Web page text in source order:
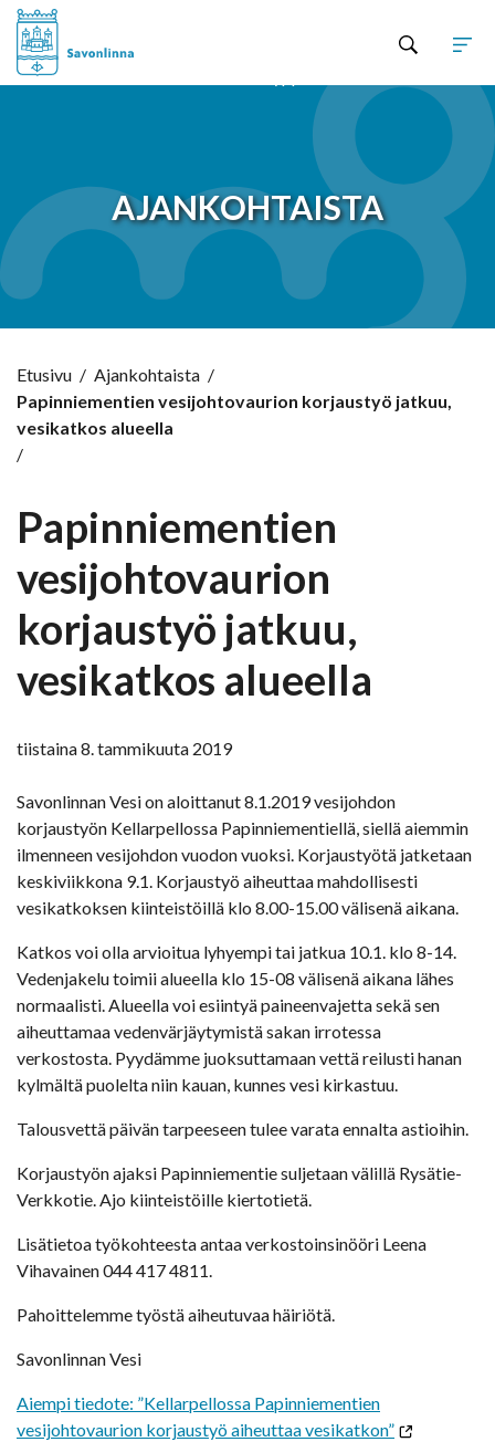
AJANKOHTAISTA
Etusivu / Ajankohtaista /
Papinniementien vesijohtovaurion korjaustyö jatkuu,
vesikatkos alueella
/
Papinniementien
vesijohtovaurion
korjaustyö jatkuu,
vesikatkos alueella
tiistaina 8. tammikuuta 2019
Savonlinnan Vesi on aloittanut 8.1.2019 vesijohdon
korjaustyön Kellarpellossa Papinniementiellä, siellä aiemmin
ilmenneen vesijohdon vuodon vuoksi. Korjaustyötä jatketaan
keskiviikkona 9.1. Korjaustyö aiheuttaa mahdollisesti
vesikatkoksen kiinteistöillä klo 8.00-15.00 välisenä aikana.
Katkos voi olla arvioitua lyhyempi tai jatkua 10.1. klo 8-14.
Vedenjakelu toimii alueella klo 15-08 välisenä aikana lähes
normaalisti. Alueella voi esiintyä paineenvajetta sekä sen
aiheuttamaa vedenvärjäytymistä sakan irrotessa
verkostosta. Pyydämme juoksuttamaan vettä reilusti hanan
kylmältä puolelta niin kauan, kunnes vesi kirkastuu.
Talousvettä päivän tarpeeseen tulee varata ennalta astioihin.
Korjaustyön ajaksi Papinniementie suljetaan välillä Rysätie-
Verkkotie. Ajo kiinteistöille kiertotietä.
Lisätietoa työkohteesta antaa verkostoinsinööri Leena
Vihavainen 044 417 4811.
Pahoittelemme työstä aiheutuvaa häiriötä.
Savonlinnan Vesi
Aiempi tiedote: ”Kellarpellossa Papinniementien
vesijohtovaurion korjaustyö aiheuttaa vesikatkon”